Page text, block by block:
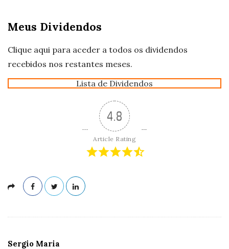
Meus Dividendos
Clique aqui para aceder a todos os dividendos
recebidos nos restantes meses.
Lista de Dividendos
4.8
Article Rating
Sergio Maria